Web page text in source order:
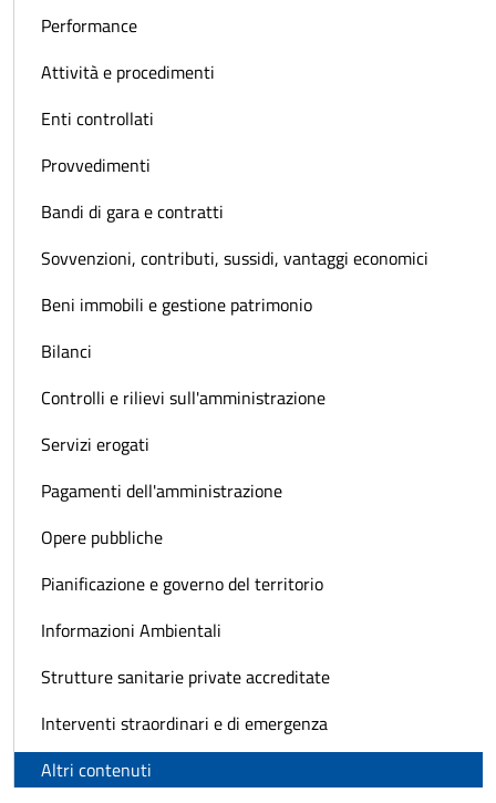
Performance
Attività e procedimenti
Enti controllati
Provvedimenti
Bandi di gara e contratti
Sovvenzioni, contributi, sussidi, vantaggi economici
Beni immobili e gestione patrimonio
Bilanci
Controlli e rilievi sull'amministrazione
Servizi erogati
Pagamenti dell'amministrazione
Opere pubbliche
Pianificazione e governo del territorio
Informazioni Ambientali
Strutture sanitarie private accreditate
Interventi straordinari e di emergenza
Altri contenuti